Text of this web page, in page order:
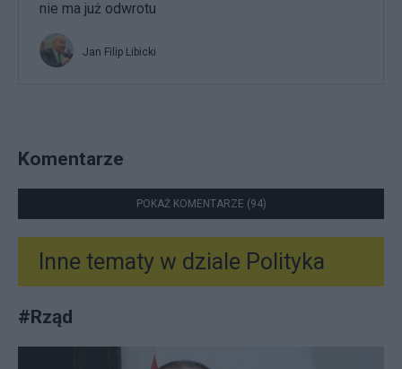
nie ma już odwrotu
Jan Filip Libicki
Komentarze
POKAŻ KOMENTARZE (94)
Inne tematy w dziale Polityka
#Rząd